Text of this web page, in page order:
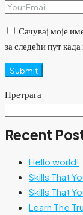
Сачувај моје
за следећи пут
Submit
Претрага
Recent
Hello world!
Skills That
Skills That
Learn The